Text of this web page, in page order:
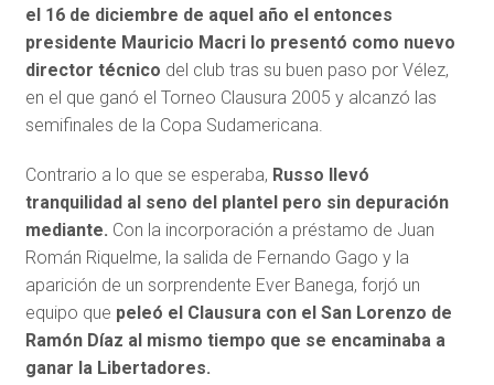
el 16 de diciembre de aquel año el entonces
presidente Mauricio Macri lo presentó como nuevo
director técnico del club tras su buen paso por Vélez,
en el que ganó el Torneo Clausura 2005 y alcanzó las
semifinales de la Copa Sudamericana.
Contrario a lo que se esperaba, Russo llevó
tranquilidad al seno del plantel pero sin depuración
mediante. Con la incorporación a préstamo de Juan
Román Riquelme, la salida de Fernando Gago y la
aparición de un sorprendente Ever Banega, forjó un
equipo que peleó el Clausura con el San Lorenzo de
Ramón Díaz al mismo tiempo que se encaminaba a
ganar la Libertadores.